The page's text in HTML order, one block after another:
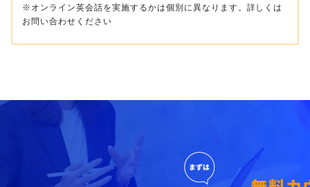
※オンライン英会話を実施するかは個別に異なります。詳しくは
お問い合わせください